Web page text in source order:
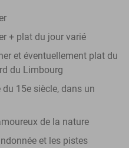
+ plat du jour varié
et éventuellement plat du
du Limbourg
15e siècle, dans un
de la nature
et les pistes